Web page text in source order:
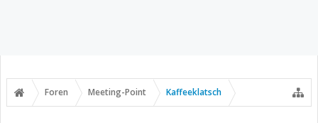
Foren Meeting-Point Kaffeeklatsch